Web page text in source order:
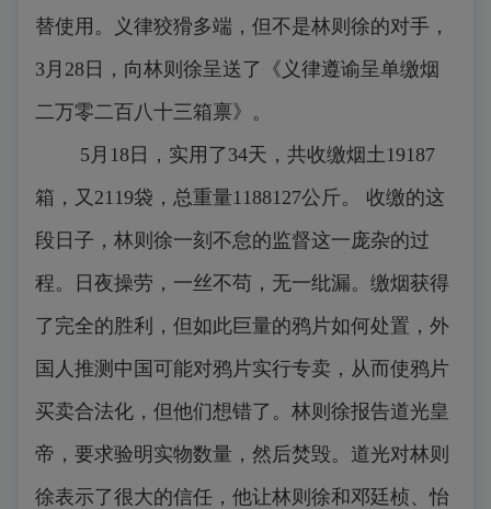
替使用。义律狡猾多端，但不是林则徐的对手，
3月28日，向林则徐呈送了《义律遵谕呈单缴烟
二万零二百八十三箱禀》。
5月18日，实用了34天，共收缴烟土19187
箱，又2119袋，总重量1188127公斤。 收缴的这
段日子，林则徐一刻不怠的监督这一庞杂的过
程。日夜操劳，一丝不苟，无一纰漏。缴烟获得
了完全的胜利，但如此巨量的鸦片如何处置，外
国人推测中国可能对鸦片实行专卖，从而使鸦片
买卖合法化，但他们想错了。林则徐报告道光皇
帝，要求验明实物数量，然后焚毁。道光对林则
徐表示了很大的信任，他让林则徐和邓廷桢、怡